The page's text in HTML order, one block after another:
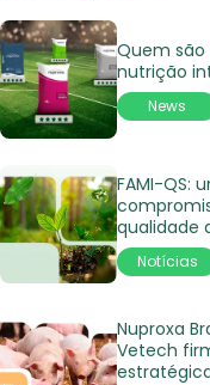
Quem são
nutrição
News
FAMI-QS:
qualidade
Nuproxa
afiliadas
Notícias
Nuproxa
Vetech